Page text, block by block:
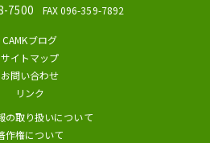
7500 FAX 096-359-7892
CAMKブログ
サイトマップ
お問い合わせ
リンク
の取り扱いについて
作権について